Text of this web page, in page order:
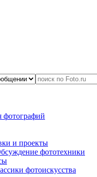
фотографий
и проекты
фототехники
фотоискусства